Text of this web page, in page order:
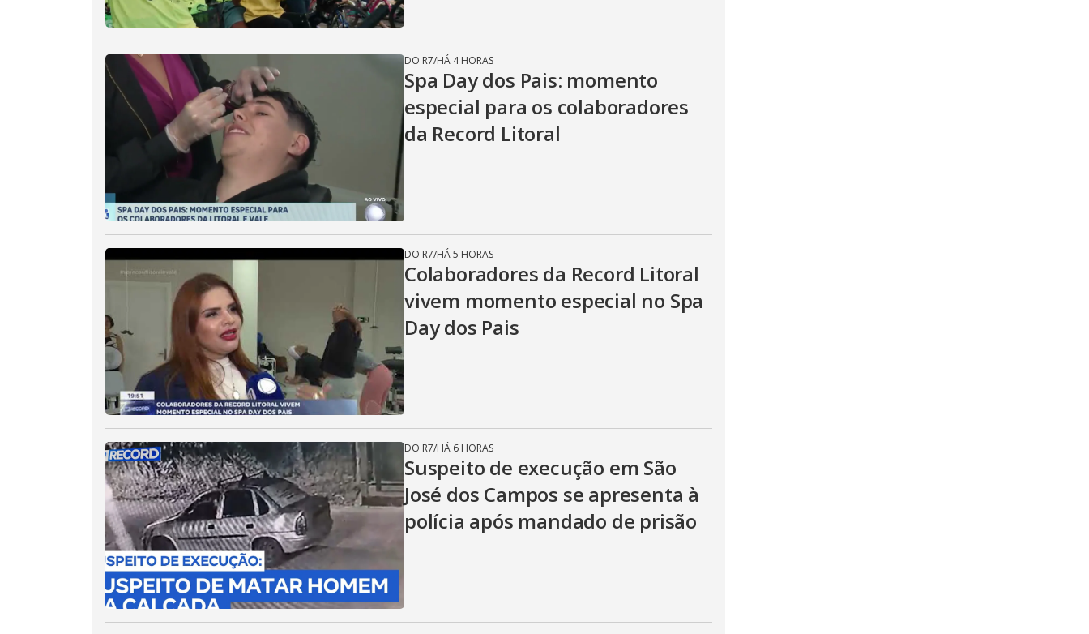
DO R7/HÁ 4 HORAS
Spa Day dos Pais: momento
especial para os colaboradores
da Record Litoral
DO R7/HÁ 5 HORAS
Colaboradores da Record Litoral
vivem momento especial no Spa
Day dos Pais
DO R7/HÁ 6 HORAS
Suspeito de execução em São
José dos Campos se apresenta à
polícia após mandado de prisão